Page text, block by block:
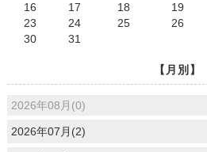
16
17 18 19
23
24 25 26
30
31
【月別】
2026年08月(0)
2026年07月(2)